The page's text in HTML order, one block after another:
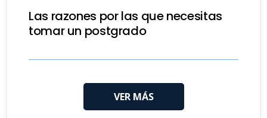
Las razones por las que necesitas
tomar un postgrado
VER MÁS